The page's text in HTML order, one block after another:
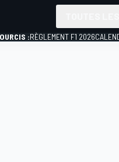
:RÈGLEMENT F1 2026